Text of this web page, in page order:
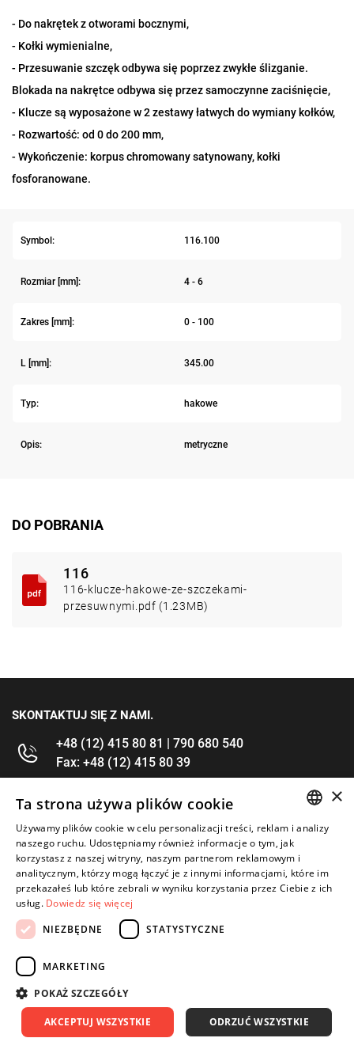
- Do nakrętek z otworami bocznymi,
- Kołki wymienialne,
- Przesuwanie szczęk odbywa się poprzez zwykłe ślizganie.
Blokada na nakrętce odbywa się przez samoczynne zaciśnięcie,
- Klucze są wyposażone w 2 zestawy łatwych do wymiany kołków,
- Rozwartość: od 0 do 200 mm,
- Wykończenie: korpus chromowany satynowany, kołki
fosforanowane.
Symbol: 116.100
Rozmiar [mm]: 4 - 6
Zakres [mm]: 0 - 100
L [mm]: 345.00
Typ: hakowe
Opis: metryczne
DO POBRANIA
116
116-klucze-hakowe-ze-szczekami-
przesuwnymi.pdf (1.23MB)
SKONTAKTUJ SIĘ Z NAMI.
+48 (12) 415 80 81 | 790 680 540
Fax: +48 (12) 415 80 39
kontakt@im-narzedzia.pl
INFORMACJE
OFERTA
MOJE KONTO
OBSERWUJ NAS
Copyright 2026: IM Kraków Created by: Waynet
ENGLISH
×
Ta strona używa plików cookie
Używamy plików cookie w celu personalizacji treści, reklam i analizy
naszego ruchu. Udostępniamy również informacje o tym, jak
korzystasz z naszej witryny, naszym partnerom reklamowym i
analitycznym, którzy mogą łączyć je z innymi informacjami, które im
przekazałeś lub które zebrali w wyniku korzystania przez Ciebie z ich
usług. Dowiedz się więcej
NIEZBĘDNE
STATYSTYCZNE
MARKETING
POKAŻ SZCZEGÓŁY
AKCEPTUJ WSZYSTKIE ODRZUĆ WSZYSTKIE